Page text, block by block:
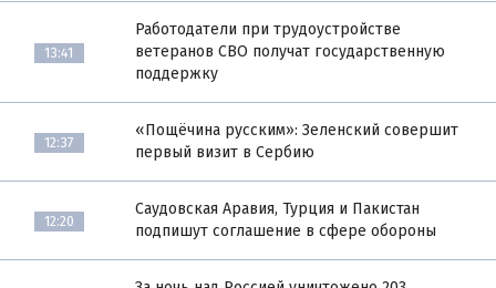
13:41
Работодатели при трудоустройстве
ветеранов СВО получат государственную
поддержку
12:37
«Пощёчина русским»: Зеленский совершит
первый визит в Сербию
12:20
Саудовская Аравия, Турция и Пакистан
подпишут соглашение в сфере обороны